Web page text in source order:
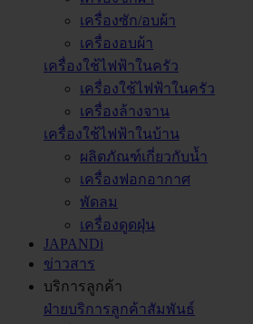
เครื่องซัก/อบผ้า
เครื่องอบผ้า
เครื่องใช้ไฟฟ้าในครัว
เครื่องใช้ไฟฟ้าในครัว
เครื่องล้างจาน
เครื่องใช้ไฟฟ้าในบ้าน
ผลิตภัณฑ์เกี่ยวกับน้ำ
เครื่องฟอกอากาศ
พัดลม
เครื่องดูดฝุ่น
JAPANDi
ข่าวสาร
บริการลูกค้า
ฝ่ายบริการลูกค้าสัมพันธ์